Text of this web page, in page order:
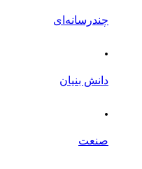
چندرسانه‌ای
.
دانش بنیان
.
صنعت